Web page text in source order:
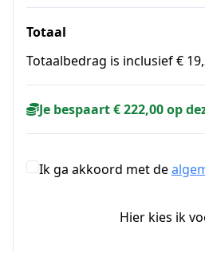
Totaal
Totaalbedrag is inclusief €
Je bespaart € 222,00 op
Ik ga akkoord met de
Hier kies ik